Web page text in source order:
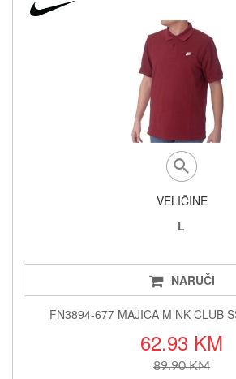
VELIČINE
L
NARUČI
FN3894-677 MAJICA M NK CLUB
62.93 KM
89.90 KM